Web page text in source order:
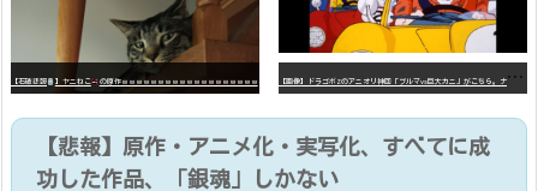
【石破悲報 】ヤニねこ の原作ｗｗｗｗｗｗｗｗｗｗｗｗｗｗｗｗｗｗｗ 【
画像】ドラゴボZのアニオリ神回「ブルマvs巨大カニ」がこちら。ナメック星の海にドラゴボを落としたブルマと巨大カニのバトル
【悲報】原作・アニメ化・実写化、すべてに成
功した作品、「銀魂」しかない